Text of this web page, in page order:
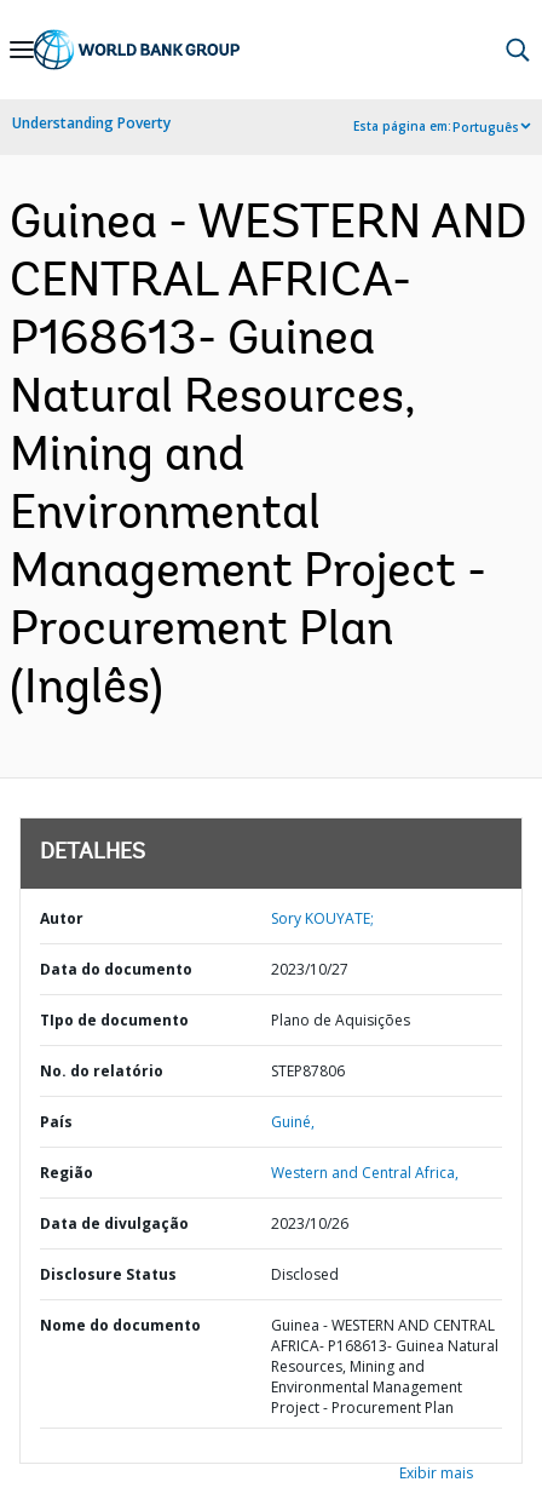
Skip
Navigation
Understanding Poverty Esta página em:Português
Guinea - WESTERN AND
CENTRAL AFRICA-
P168613- Guinea
Natural Resources,
Mining and
Environmental
Management Project -
Procurement Plan
(Inglês)
DETALHES
Autor Sory KOUYATE;
Data do documento 2023/10/27
TIpo de documento Plano de Aquisições
No. do relatório STEP87806
País Guiné,
Região Western and Central Africa,
Data de divulgação 2023/10/26
Disclosure Status Disclosed
Nome do documento
Guinea - WESTERN AND CENTRAL
AFRICA- P168613- Guinea Natural
Resources, Mining and
Environmental Management
Project - Procurement Plan
Exibir mais